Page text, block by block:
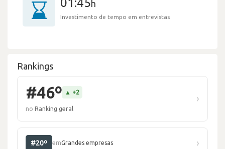
h
Investimento de tempo em entrevistas
Rankings
#46º ▲ +2
no Ranking geral
›
#20º emGrandes empresas ›